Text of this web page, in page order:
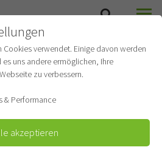
Ambulanz
Cookies verwendet. Einige davon werden
uns andere ermöglichen, Ihre
zu verbessern.
& Performance
akzeptieren